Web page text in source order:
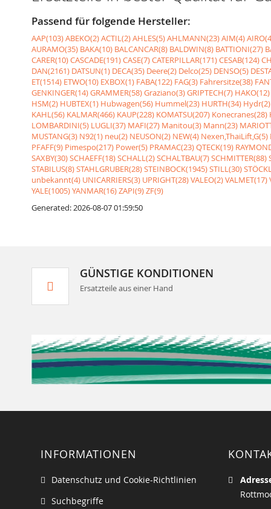
Passend für folgende Hersteller:
AAP(103)ABEKO(2)ACTIL(2)AHLES(5)AHLMANN(23)AIM(4)
AURAMO(35) BAKA(10) BALCANCAR(8) BALDWIN(8) BATTIONI(27)
CARER(10)CASCADE(191)CASE(7)CATERPILLAR(171)CESAB(124)
DAN(2161) DATSUN(1) DECA(35) Deere(2) Delco(25) DENSO(5)
ET(1514) ETWO(10) EXBOX(1) FABA(122) FAG(3) Fahrersitze(38)
GENKINGER(14)GRAMMER(58)Graziano(3)GRIPTECH(7) HAKO(12)
HSM(2) HUBTEX(1) Hubwagen(56) Hummel(23) HURTH(34) Hydr(2)
KAHL(56) KALMAR(466) KAUP(228) KOMATSU(207) Konecranes(28)
LOMBARDINI(5) LUGLI(37) MAFI(27) Manitou(3) Mann(23)
MUSTANG(3) N92(1) neu(2) NEUSON(2) NEW(4) Nexen,ThaiLift,G(5)
PFAFF(9) Pimespo(217) Power(5) PRAMAC(23)QTECK(19)
SAXBY(30)SCHAEFF(18)SCHALL(2)SCHALTBAU(7)SCHMITTER(88)
STABILUS(8)STAHLGRUBER(28)STEINBOCK(1945)STILL(30)
unbekannt(4) UNICARRIERS(3) UPRIGHT(28)VALEO(2)VALMET(17)
YALE(1005)YANMAR(16)ZAPI(9)ZF(9)
Generated: 2026-08-07 01:59:50
GÜNSTIGE KONDITIONEN
Ersatzteile aus einer Hand
INFORMATIONEN
Datenschutz und Cookie-Richtlinien
Suchbegriffe